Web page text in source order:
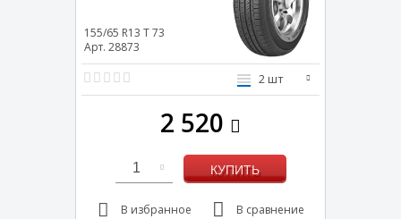
155/65 R13 T73
Арт. 28873
2 шт
2 520
1 КУПИТЬ
В избранное В сравнение